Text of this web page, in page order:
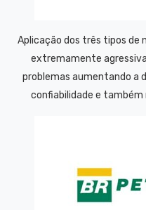
Aplicação dos três tipos de
extremamente
problemas aumentando a
confiabilidade e também